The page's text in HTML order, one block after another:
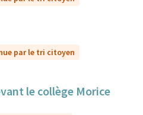
par le tri citoyen
le collège Morice